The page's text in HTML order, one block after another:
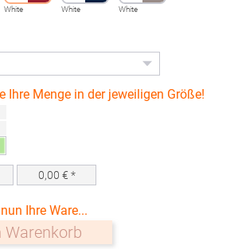
White White White
Ihre Menge in der jeweiligen Größe!
0,00 € *
Ihre Ware...
Warenkorb